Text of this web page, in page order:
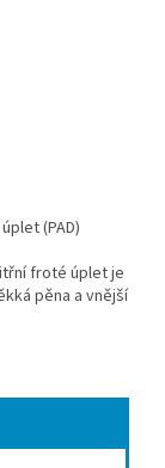
(PAD)
froté úplet je
pěna a vnější